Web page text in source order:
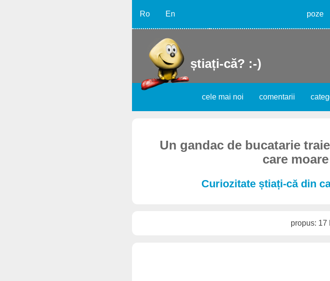
Ro En poze
știați-că? :-)
cele mai noi comentarii
Un gandac de bucatarie
care
Curiozitate știați-că din
propus: 17